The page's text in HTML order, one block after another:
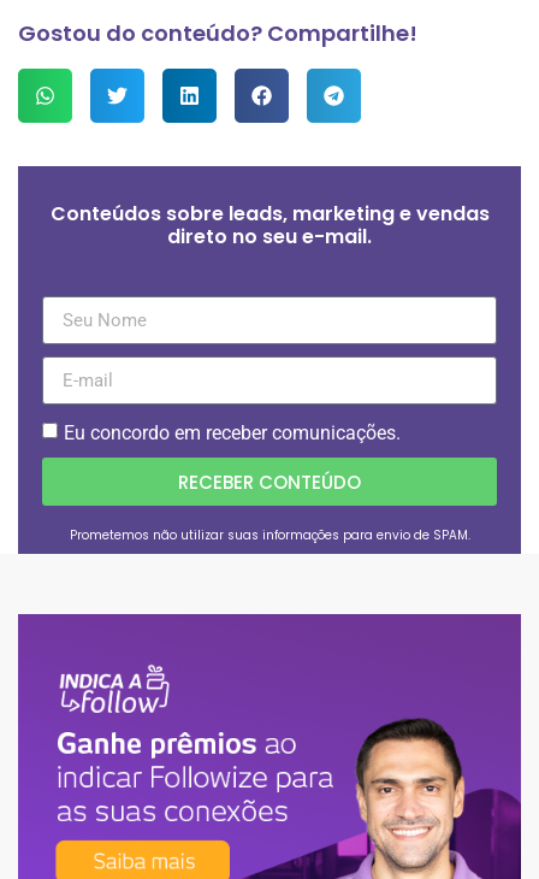
Gostou do conteúdo? Compartilhe!
Conteúdos sobre leads, marketing e vendas
direto no seu e-mail.
Eu concordo em receber comunicações.
RECEBER CONTEÚDO
Prometemos não utilizar suas informações para envio de SPAM.